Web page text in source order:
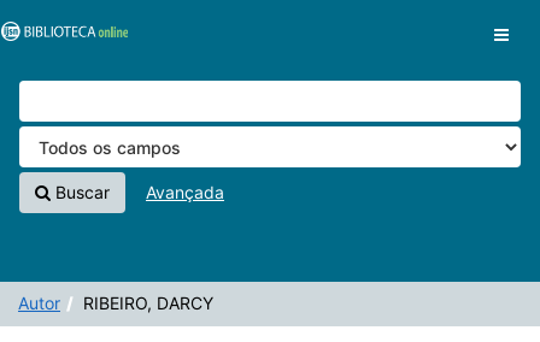
registro.
VuFind
Buscar Avançada
Autor RIBEIRO, DARCY